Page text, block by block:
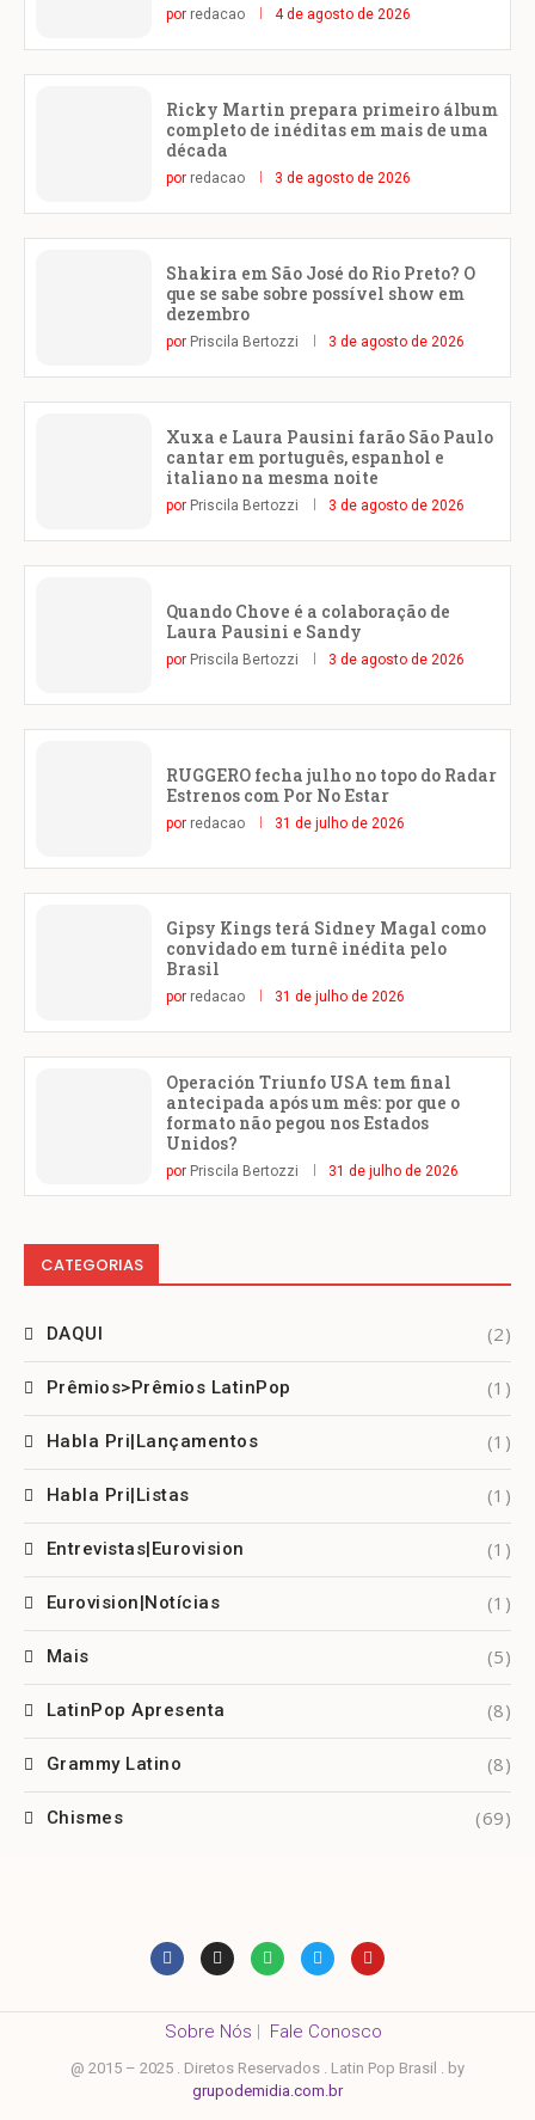
por redacao 4 de agosto de 2026
Ricky Martin prepara primeiro álbum
completo de inéditas em mais de uma
década
por redacao 3 de agosto de 2026
Shakira em São José do Rio Preto? O
que se sabe sobre possível show em
dezembro
por Priscila Bertozzi 3 de agosto de 2026
Xuxa e Laura Pausini farão São Paulo
cantar em português, espanhol e
italiano na mesma noite
por Priscila Bertozzi 3 de agosto de 2026
Quando Chove é a colaboração de
Laura Pausini e Sandy
por Priscila Bertozzi 3 de agosto de 2026
RUGGERO fecha julho no topo do Radar
Estrenos com Por No Estar
por redacao 31 de julho de 2026
Gipsy Kings terá Sidney Magal como
convidado em turnê inédita pelo
Brasil
por redacao 31 de julho de 2026
Operación Triunfo USA tem final
antecipada após um mês: por que o
formato não pegou nos Estados
Unidos?
por Priscila Bertozzi 31 de julho de 2026
CATEGORIAS
DAQUI (2)
Prêmios>Prêmios LatinPop (1)
Habla Pri|Lançamentos (1)
Habla Pri|Listas (1)
Entrevistas|Eurovision (1)
Eurovision|Notícias (1)
Mais (5)
LatinPop Apresenta (8)
Grammy Latino (8)
Chismes (69)
Sobre Nós | Fale Conosco
@ 2015 – 2025 . Diretos Reservados . Latin Pop Brasil . by
grupodemidia.com.br